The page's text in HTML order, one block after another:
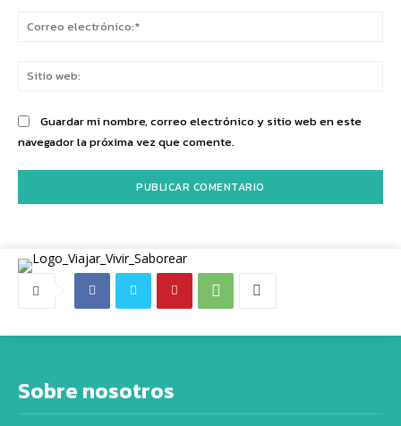
Guardar mi nombre, correo electrónico y sitio web en este
navegador la próxima vez que comente.
Sobre nosotros